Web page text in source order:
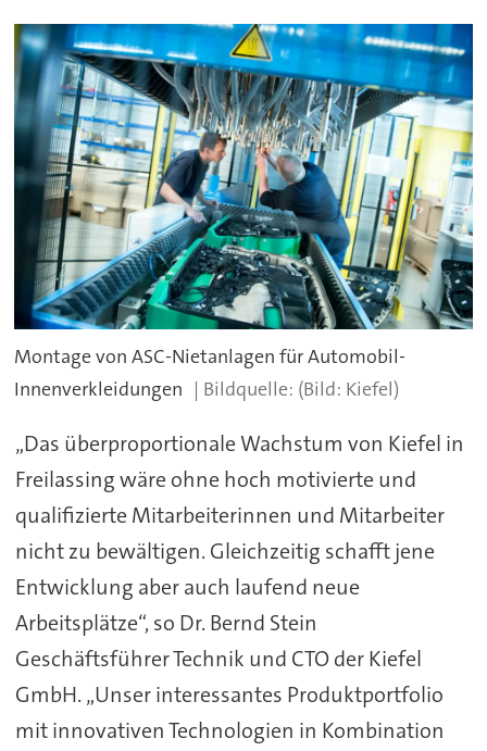
Montage von ASC-Nietanlagen für Automobil-
Innenverkleidungen
(Bild: Kiefel)
„Das überproportionale Wachstum von Kiefel in
Freilassing wäre ohne hoch motivierte und
qualifizierte Mitarbeiterinnen und Mitarbeiter
nicht zu bewältigen. Gleichzeitig schafft jene
Entwicklung aber auch laufend neue
Arbeitsplätze“, so Dr. Bernd Stein
Geschäftsführer Technik und CTO der Kiefel
GmbH. „Unser interessantes Produktportfolio
mit innovativen Technologien in Kombination